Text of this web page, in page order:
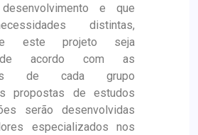
e que
distintas,
este projeto seja
de acordo com as
de cada grupo
propostas de estudos
serão desenvolvidas
especializados nos